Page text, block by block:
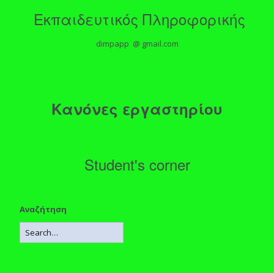
Εκπαιδευτικός Πληροφορικής
dimpapp @ gmail.com
Κανόνες εργαστηρίου
Student's corner
Αναζήτηση